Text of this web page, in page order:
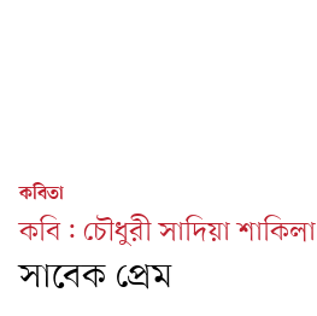
কবিতা
কবি: চৌধুরী সাদিয়া শাকিলা
সাবেক প্রেম